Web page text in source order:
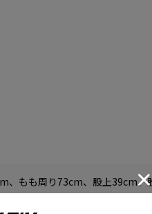
、もも周り73cm、股上39cm、